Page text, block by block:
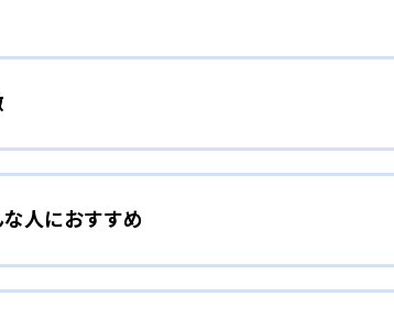
ストーリーのある教材
トーリーがあり、これを題材にしたマンガ『
載されている。ストーリーは「キャラクター
しく学びながら、自然にプログラミングの基
人におすすめ